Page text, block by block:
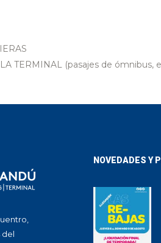
TERMINAL (pasajes de ómnibus,
del
NOVEDADES Y